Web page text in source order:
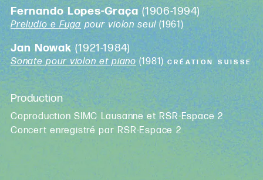
Fernando Lopes-Graça(1906-1994)
Preludio e Fugapour violon seul (1961)
Jan Nowak(1921-1984)
Sonate pour violon et piano (1981) CRÉATION SUISSE
Production
Coproduction SIMC Lausanne et RSR-Espace 2
Concert enregistré par RSR-Espace 2